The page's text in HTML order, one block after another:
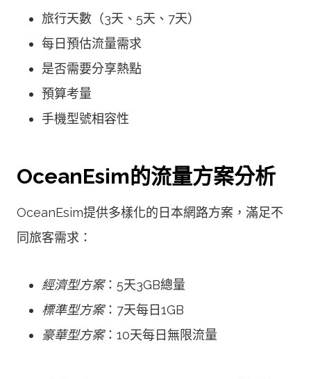
旅行天數（3天、5天、7天）
每日預估流量需求
是否需要分享熱點
預算考量
手機型號相容性
OceanEsim的流量方案分析
OceanEsim提供多樣化的日本網路方案，滿足不
同旅客需求：
經濟型方案：5天3GB總量
標準型方案：7天每日1GB
豪華型方案：10天每日無限流量